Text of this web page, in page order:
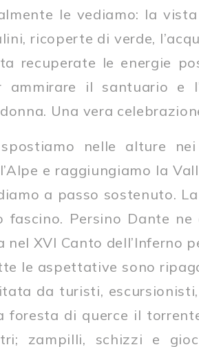
le vediamo: la
ricoperte di verde,
recuperate le energie
ammirare il santuario e
Una vera
nelle alture
e raggiungiamo la
a passo sostenuto.
fascino. Persino Dante
nel XVI Canto dell’Inferno
le aspettative sono
da turisti,
foresta di querce il
zampilli, schizzi e